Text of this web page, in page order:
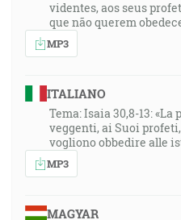
22:45
A pozorujme sa
roznecovali k láske a k
napomínajúc sa, a to
sa blíži ten deň. [Žd 10:24-
23:55
Takže, moji milovaní
rýchly počuť, pomalý
videntes, aos seus
que não querem
MP3
ITALIANO
Tema: Isaia 30,8-13:
veggenti, ai Suoi
vogliono obbedire alle
MP3
MAGYAR